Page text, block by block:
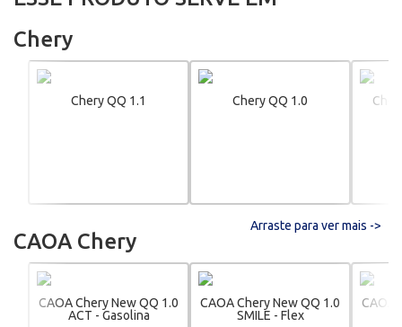
Chery
Chery QQ 1.1 Chery QQ 1.0
Arraste para ver mais ->
CAOA Chery
CAOA Chery New QQ 1.0
ACT - Gasolina
CAOA Chery New QQ 1.0
SMILE - Flex
CAOA